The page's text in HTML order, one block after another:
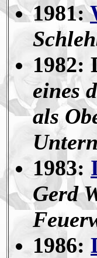
1981:
1982:
eines
als
1983:
Gerd
1986: